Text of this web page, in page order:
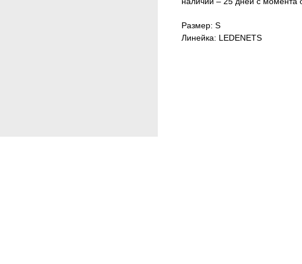
Размер: S
Линейка: LEDENETS